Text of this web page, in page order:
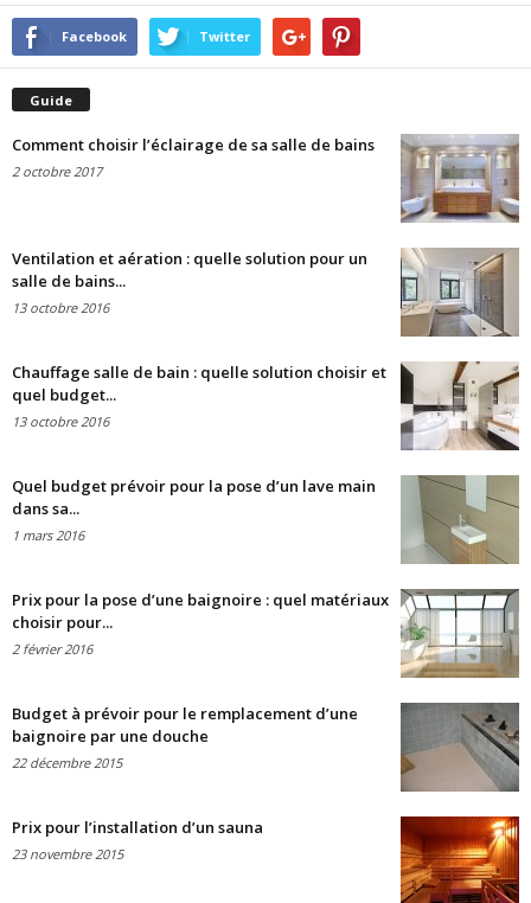
Facebook Twitter
Guide
Comment choisir l’éclairage de sa salle de bains
2 octobre 2017
Ventilation et aération : quelle solution pour un
salle de bains...
13 octobre 2016
Chauffage salle de bain : quelle solution choisir et
quel budget...
13 octobre 2016
Quel budget prévoir pour la pose d’un lave main
dans sa...
1 mars 2016
Prix pour la pose d’une baignoire : quel matériaux
choisir pour...
2 février 2016
Budget à prévoir pour le remplacement d’une
baignoire par une douche
22 décembre 2015
Prix pour l’installation d’un sauna
23 novembre 2015